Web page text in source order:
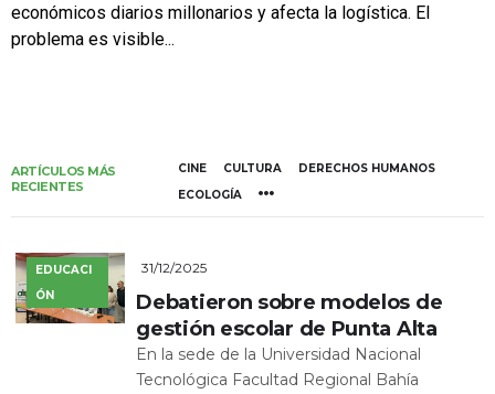
económicos diarios millonarios y afecta la logística. El
problema es visible...
ARTÍCULOS MÁS
RECIENTES
CINE CULTURA
DERECHOS HUMANOS
ECOLOGÍA
EDUCACI
ÓN
31/12/2025
Debatieron sobre modelos de
gestión escolar de Punta Alta
En la sede de la Universidad Nacional
Tecnológica Facultad Regional Bahía